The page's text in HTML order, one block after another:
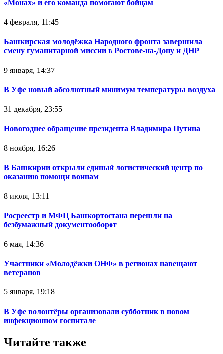
«Монах» и его команда помогают бойцам
4 февраля, 11:45
Башкирская молодёжка Народного фронта завершила
смену гуманитарной миссии в Ростове-на-Дону и ДНР
9 января, 14:37
В Уфе новый абсолютный минимум температуры воздуха
31 декабря, 23:55
Новогоднее обращение президента Владимира Путина
8 ноября, 16:26
В Башкирии открыли единый логистический центр по
оказанию помощи воинам
8 июля, 13:11
Росреестр и МФЦ Башкортостана перешли на
безбумажный документооборот
6 мая, 14:36
Участники «Молодёжки ОНФ» в регионах навещают
ветеранов
5 января, 19:18
В Уфе волонтёры организовали субботник в новом
инфекционном госпитале
Читайте также